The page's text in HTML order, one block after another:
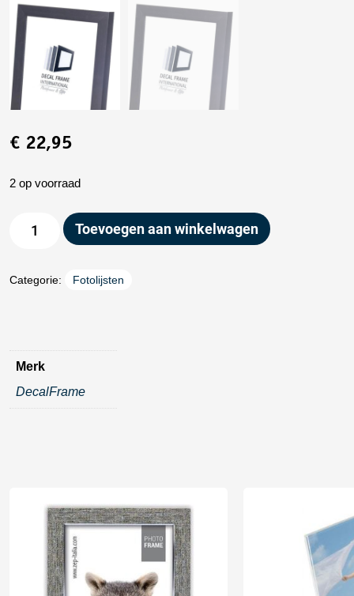
€ 22,95
2 op voorraad
Toevoegen aan winkelwagen
Categorie: Fotolijsten
Merk
DecalFrame